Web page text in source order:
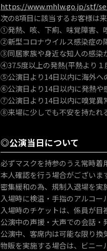
https://www.mhlw.go.jp/stf/
次の8項目に該当するお客様は
①発熱、咳、下痢、味覚障害、
②新型コロナウイルス感染症の
③同居家族や身近な知人の感染
④37.5度以上の発熱(平熱より１
⑤公演日より14日以内に海外へ
⑥公演日より14日以内に発熱や
⑦公演日より14日以内に嗅覚異
⑧来場に少しでも不安を持たれ
◎公演当日について
必ずマスクを持参のうえ常時着
本人確認を行う場合がござい
密集緩和の為、規制入退場を実
入場時に検温・手指のアルコー
入場時のチケットは、係員が
公演中の声援・大声での会話
公演中、客席内は可能な限り換
物販を実施する場合は、ビニ